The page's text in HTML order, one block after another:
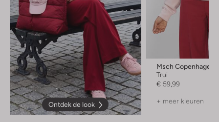
Ontdek de look
Msch Copenhagen
Trui
€ 59,99
+ meer kleuren